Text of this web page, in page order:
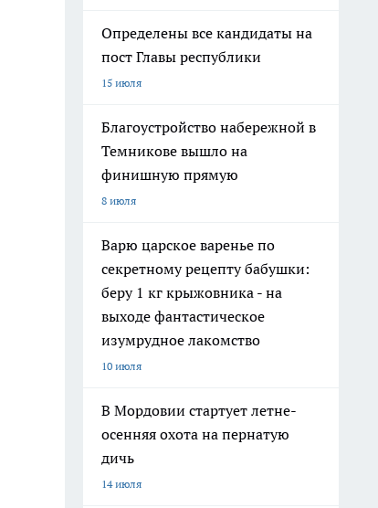
Определены все кандидаты на
пост Главы республики
15 июля
Благоустройство набережной в
Темникове вышло на
финишную прямую
8 июля
Варю царское варенье по
секретному рецепту бабушки:
беру 1 кг крыжовника - на
выходе фантастическое
изумрудное лакомство
10 июля
В Мордовии стартует летне-
осенняя охота на пернатую
дичь
14 июля